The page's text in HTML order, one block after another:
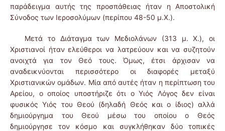
παράδειγμα αυτής της προσπάθειας ήταν η Αποστολική
Σύνοδος των Ιεροσολύμων (περίπου 48-50 μ.Χ.).
Μετά το Διάταγμα των Μεδιολάνων (313 μ. Χ.), οι
Χριστιανοί ήταν ελεύθεροι να λατρεύουν και να συζητούν
ανοιχτά για τον Θεό τους. Όμως, έτσι άρχισαν να
αναδεικνύονται περισσότερο οι διαφορές μεταξύ
Χριστιανικών ομάδων. Μία από αυτές ήταν η περίπτωση του
Αρείου, ο οποίος υποστήριζε ότι ο Υιός Λόγος δεν είναι
φυσικός Υιός του Θεού (δηλαδή Θεός και ο ίδιος) αλλά
δημιούργημα του Θεού μέσω του οποίου ο Θεός
δημιούργησε τον κόσμο και συγκλήθηκαν δύο τοπικές